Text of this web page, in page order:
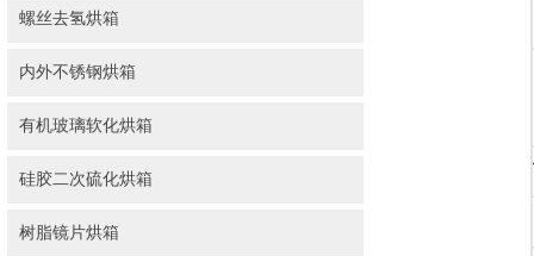
螺丝去氢烘箱
内外不锈钢烘箱
有机玻璃软化烘箱
硅胶二次硫化烘箱
树脂镜片烘箱